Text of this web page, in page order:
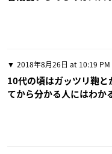
2018年8月26日 at 10:19 PM
10代の頃はガッツリ鞄と
てから分かる人にはわか